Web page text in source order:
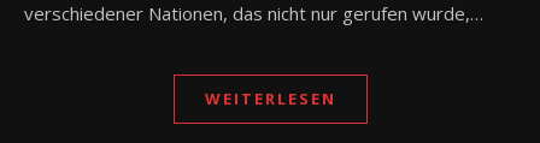
verschiedener Nationen, das nicht nur gerufen wurde,…
WEITERLESEN